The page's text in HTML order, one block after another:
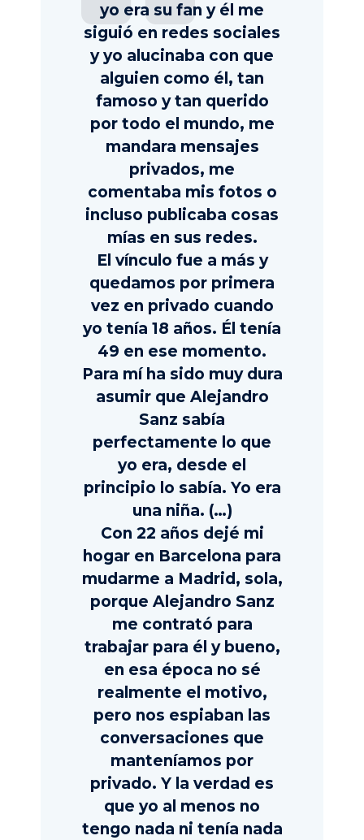
yo era su fan y él me
siguió en redes sociales
y yo alucinaba con que
alguien como él, tan
famoso y tan querido
por todo el mundo, me
mandara mensajes
privados, me
comentaba mis fotos o
incluso publicaba cosas
mías en sus redes.
El vínculo fue a más y
quedamos por primera
vez en privado cuando
yo tenía 18 años. Él tenía
49 en ese momento.
Para mí ha sido muy dura
asumir que Alejandro
Sanz sabía
perfectamente lo que
yo era, desde el
principio lo sabía. Yo era
una niña. (…)
Con 22 años dejé mi
hogar en Barcelona para
mudarme a Madrid, sola,
porque Alejandro Sanz
me contrató para
trabajar para él y bueno,
en esa época no sé
realmente el motivo,
pero nos espiaban las
conversaciones que
manteníamos por
privado. Y la verdad es
que yo al menos no
tengo nada ni tenía nada